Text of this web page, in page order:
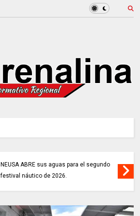
NEUSA ABRE sus aguas para el segundo
festival náutico de 2026.